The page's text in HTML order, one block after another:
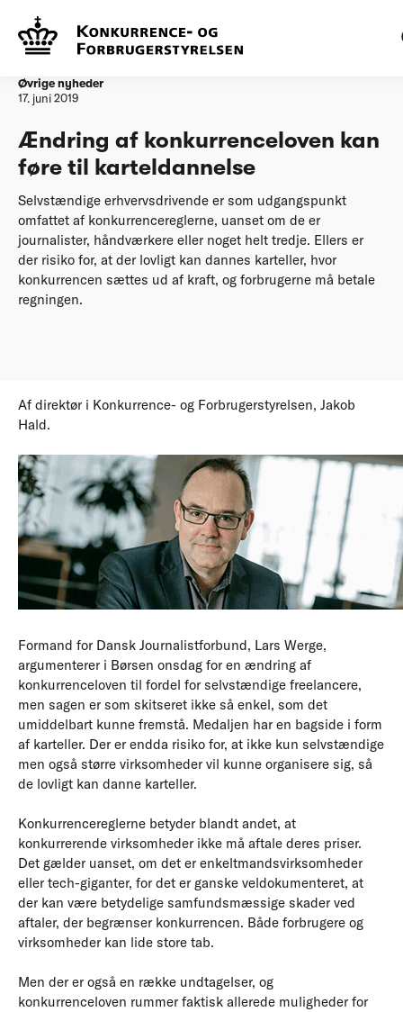
Forside
karteldannelse
Øvrige nyheder
17. juni 2019
Ændring af konkurrenceloven kan
føre til karteldannelse
Selvstændige erhvervsdrivende er som udgangspunkt
omfattet af konkurrencereglerne, uanset om de er
journalister, håndværkere eller noget helt tredje. Ellers er
der risiko for, at der lovligt kan dannes karteller, hvor
konkurrencen sættes ud af kraft, og forbrugerne må betale
regningen.
Af direktør i Konkurrence- og Forbrugerstyrelsen, Jakob
Hald.
Formand for Dansk Journalistforbund, Lars Werge,
argumenterer i Børsen onsdag for en ændring af
konkurrenceloven til fordel for selvstændige freelancere,
men sagen er som skitseret ikke så enkel, som det
umiddelbart kunne fremstå. Medaljen har en bagside i form
af karteller. Der er endda risiko for, at ikke kun selvstændige
men også større virksomheder vil kunne organisere sig, så
de lovligt kan danne karteller.
Konkurrencereglerne betyder blandt andet, at
konkurrerende virksomheder ikke må aftale deres priser.
Det gælder uanset, om det er enkeltmandsvirksomheder
eller tech-giganter, for det er ganske veldokumenteret, at
der kan være betydelige samfundsmæssige skader ved
aftaler, der begrænser konkurrencen. Både forbrugere og
virksomheder kan lide store tab.
Men der er også en række undtagelser, og
konkurrenceloven rummer faktisk allerede muligheder for